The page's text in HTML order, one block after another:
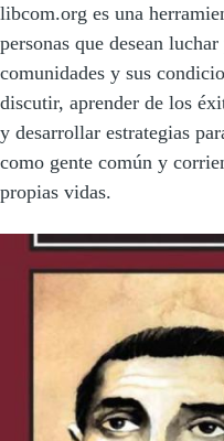
libcom.org es una
personas que desean
comunidades y sus
discutir, aprender de los
y desarrollar estrategias
como gente común y
propias vidas.